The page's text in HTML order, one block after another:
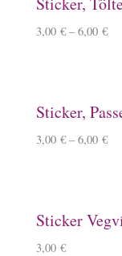
3,00 € –6,00 €
Sticker,
3,00 € –6,00 €
Sticker
3,00 €